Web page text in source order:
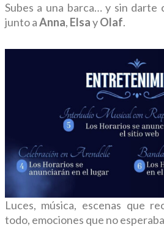
Subes a una barca… y sin darte
junto aAnna, ElsayOlaf.
Luces, música, escenas que
todo, emociones que no